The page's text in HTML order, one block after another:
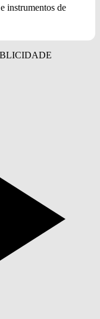
instrumentos de